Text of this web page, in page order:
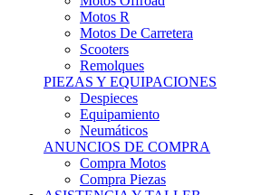
Motos R
Motos De Carretera
Scooters
Remolques
PIEZAS Y EQUIPACIONES
Despieces
Equipamiento
Neumáticos
ANUNCIOS DE COMPRA
Compra Motos
Compra Piezas